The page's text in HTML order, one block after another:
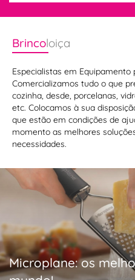
Brincoloiça
Especialistas em Equipamento
Comercializamos tudo o que
cozinha, desde, porcelanas,
etc. Colocamos à sua
que estão em condições de
momento as melhores
necessidades.
Microplane: os